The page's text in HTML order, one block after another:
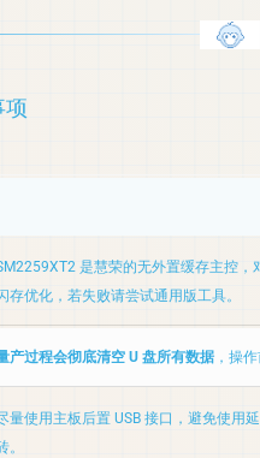
项
是慧荣的无外置缓存主控，
存优化，若失败请尝试通用版工具。
产过程会彻底清空 U 盘所有数据 ，操
量使用主板后置 USB 接口，避免使用
。